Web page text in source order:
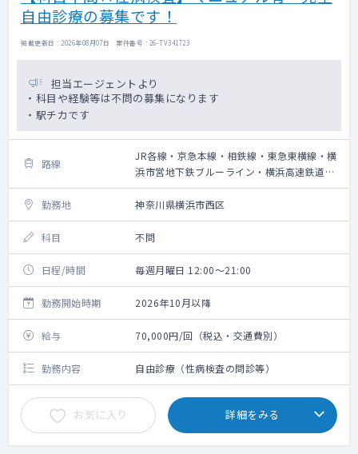
自由診療の募集です！
掲載更新日 : 2026年08月07日 案件番号 : 26-TV341723
担当エージェントより
・科目や経験等は不問の募集になります
・駅チカです
路線
JR各線・京急本線・相鉄線・東急東横線・横
浜市営地下鉄ブルーライン・横浜高速鉄道み
なとみらい線
勤務地
神奈川県横浜市西区
科目 不問
日程/時間 毎週月曜日 12:00～21:00
勤務開始時期 2026年10月以降
給与 70,000円/回（税込・交通費別）
勤務内容 自由診療（性病検査の問診等）
お気に入り 詳細をみる